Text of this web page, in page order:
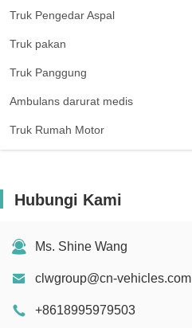
Truk Pengedar Aspal
Truk pakan
Truk Panggung
Ambulans darurat medis
Truk Rumah Motor
Hubungi Kami
Ms. Shine Wang
clwgroup@cn-vehicles.com
+8618995979503